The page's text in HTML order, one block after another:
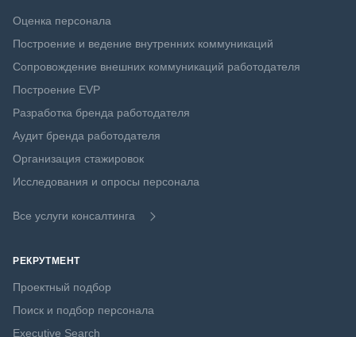
Оценка персонала
Построение и ведение внутренних коммуникаций
Сопровождение внешних коммуникаций работодателя
Построение EVP
Разработка бренда работодателя
Аудит бренда работодателя
Организация стажировок
Исследования и опросы персонала
Все услуги консалтинга
РЕКРУТМЕНТ
Проектный подбор
Поиск и подбор персонала
Executive Search